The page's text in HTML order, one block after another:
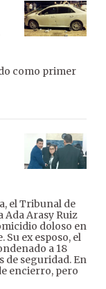
como primer
el Tribunal de
Ada Arasy Ruiz
doloso en
Su ex esposo, el
a 18
de seguridad. En
encierro, pero